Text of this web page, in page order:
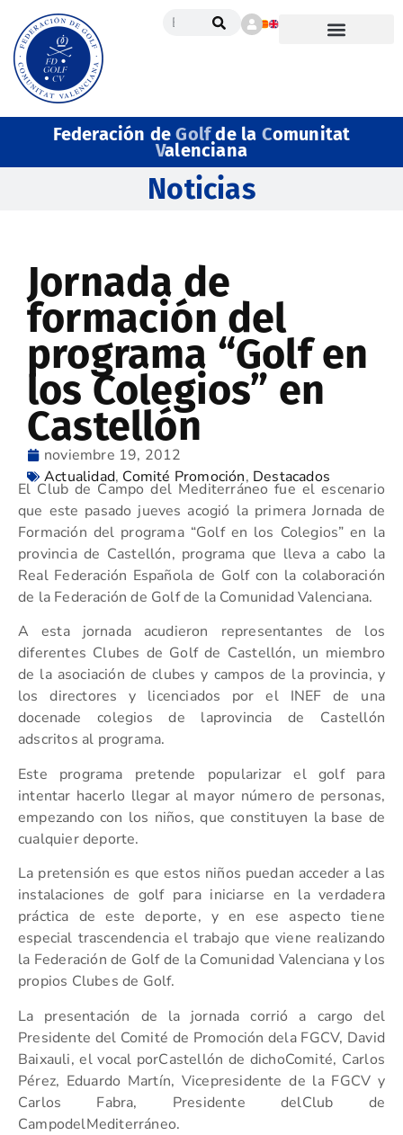
Federación deGolfde la Comunitat
Valenciana
Noticias
Jornada de
formación del
programa “Golf en
los Colegios” en
Castellón
noviembre 19, 2012
Actualidad, Comité Promoción, Destacados
El Club de Campo del Mediterráneo fue el escenario
que este pasado jueves acogió la primera Jornada de
Formación del programa “Golf en los Colegios” en la
provincia de Castellón, programa que lleva a cabo la
Real Federación Española de Golf con la colaboración
de la Federación de Golf de la Comunidad Valenciana.
A esta jornada acudieron representantes de los
diferentes Clubes de Golf de Castellón, un miembro
de la asociación de clubes y campos de la provincia, y
los directores y licenciados por el INEF de una
docenade colegios de laprovincia de Castellón
adscritos al programa.
Este programa pretende popularizar el golf para
intentar hacerlo llegar al mayor número de personas,
empezando con los niños, que constituyen la base de
cualquier deporte.
La pretensión es que estos niños puedan acceder a las
instalaciones de golf para iniciarse en la verdadera
práctica de este deporte, y en ese aspecto tiene
especial trascendencia el trabajo que viene realizando
la Federación de Golf de la Comunidad Valenciana y los
propios Clubes de Golf.
La presentación de la jornada corrió a cargo del
Presidente del Comité de Promoción dela FGCV, David
Baixauli, el vocal porCastellón de dichoComité, Carlos
Pérez, Eduardo Martín, Vicepresidente de la FGCV y
Carlos Fabra, Presidente delClub de
CampodelMediterráneo.